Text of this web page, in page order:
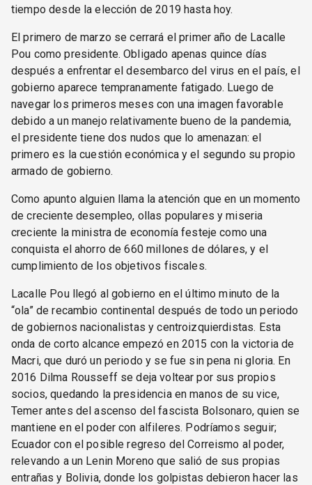
tiempo desde la elección de 2019 hasta hoy.
El primero de marzo se cerrará el primer año de Lacalle
Pou como presidente. Obligado apenas quince días
después a enfrentar el desembarco del virus en el país, el
gobierno aparece tempranamente fatigado. Luego de
navegar los primeros meses con una imagen favorable
debido a un manejo relativamente bueno de la pandemia,
el presidente tiene dos nudos que lo amenazan: el
primero es la cuestión económica y el segundo su propio
armado de gobierno.
Como apunto alguien llama la atención que en un momento
de creciente desempleo, ollas populares y miseria
creciente la ministra de economía festeje como una
conquista el ahorro de 660 millones de dólares, y el
cumplimiento de los objetivos fiscales.
Lacalle Pou llegó al gobierno en el último minuto de la
“ola” de recambio continental después de todo un periodo
de gobiernos nacionalistas y centroizquierdistas. Esta
onda de corto alcance empezó en 2015 con la victoria de
Macri, que duró un periodo y se fue sin pena ni gloria. En
2016 Dilma Rousseff se deja voltear por sus propios
socios, quedando la presidencia en manos de su vice,
Temer antes del ascenso del fascista Bolsonaro, quien se
mantiene en el poder con alfileres. Podríamos seguir;
Ecuador con el posible regreso del Correismo al poder,
relevando a un Lenin Moreno que salió de sus propias
entrañas y Bolivia, donde los golpistas debieron hacer las